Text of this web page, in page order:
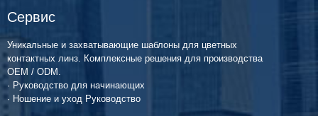
Сервис
Уникальные и захватывающие шаблоны для цветных
контактных линз. Комплексные решения для производства
OEM / ODM.
· Руководство для начинающих
· Ношение и уход Руководство